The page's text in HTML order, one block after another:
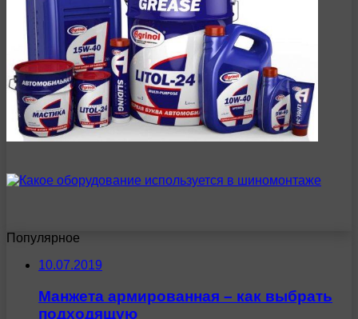
Популярное
10.07.2019
Манжета армированная – как выбрать
подходящую